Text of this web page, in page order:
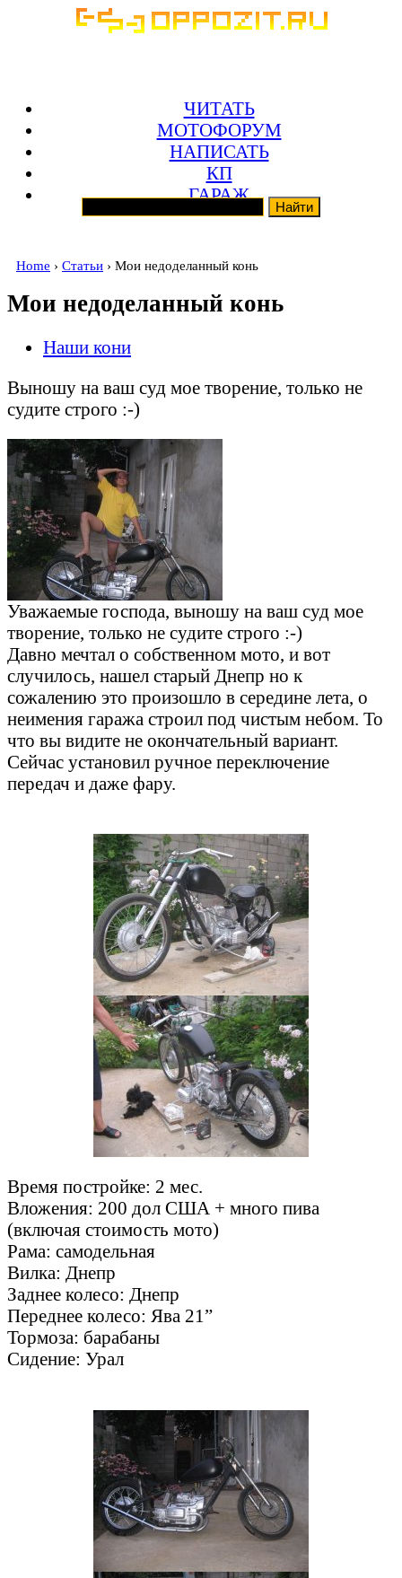
ЧИТАТЬ
МОТОФОРУМ
НАПИСАТЬ
КП
ГАРАЖ
Home › Статьи › Мои недоделанный конь
Мои недоделанный конь
Наши кони
Выношу на ваш суд мое творение, только не
судите строго :-)
Уважаемые господа, выношу на ваш суд мое
творение, только не судите строго :-)
Давно мечтал о собственном мото, и вот
случилось, нашел старый Днепр но к
сожалению это произошло в середине лета, о
неимения гаража строил под чистым небом. То
что вы видите не окончательный вариант.
Сейчас установил ручное переключение
передач и даже фару.
Время постройке: 2 мес.
Вложения: 200 дол США + много пива
(включая стоимость мото)
Рама: самодельная
Вилка: Днепр
Заднее колесо: Днепр
Переднее колесо: Ява 21”
Тормоза: барабаны
Сидение: Урал